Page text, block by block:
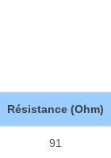
Résistance (Ohm)
91